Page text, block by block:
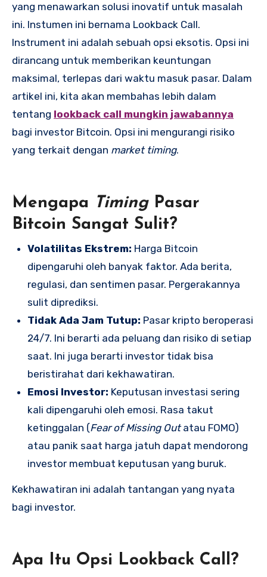
yang menawarkan solusi inovatif untuk masalah
ini. Instumen ini bernama Lookback Call.
Instrument ini adalah sebuah opsi eksotis. Opsi ini
dirancang untuk memberikan keuntungan
maksimal, terlepas dari waktu masuk pasar. Dalam
artikel ini, kita akan membahas lebih dalam
tentang lookback call mungkin jawabannya
bagi investor Bitcoin. Opsi ini mengurangi risiko
yang terkait dengan market timing.
Mengapa TimingPasar
Bitcoin Sangat Sulit?
Volatilitas Ekstrem: Harga Bitcoin
dipengaruhi oleh banyak faktor. Ada berita,
regulasi, dan sentimen pasar. Pergerakannya
sulit diprediksi.
Tidak Ada Jam Tutup: Pasar kripto beroperasi
24/7. Ini berarti ada peluang dan risiko di setiap
saat. Ini juga berarti investor tidak bisa
beristirahat dari kekhawatiran.
Emosi Investor: Keputusan investasi sering
kali dipengaruhi oleh emosi. Rasa takut
ketinggalan (Fear of Missing Outatau FOMO)
atau panik saat harga jatuh dapat mendorong
investor membuat keputusan yang buruk.
Kekhawatiran ini adalah tantangan yang nyata
bagi investor.
Apa Itu Opsi Lookback Call?